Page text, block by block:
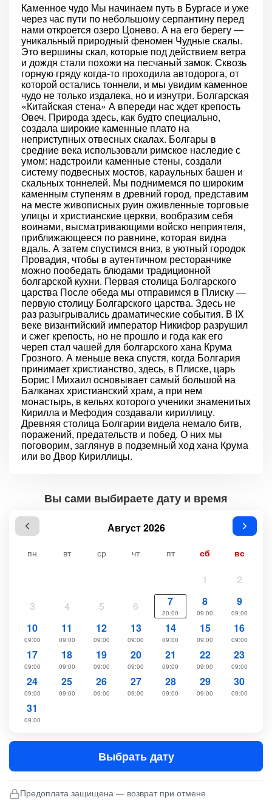
Каменное чудо Мы начинаем путь в Бургасе и уже
через час пути по небольшому серпантину перед
нами откроется озеро Цонево. А на его берегу —
уникальный природный феномен Чудные скалы.
Это вершины скал, которые под действием ветра
и дождя стали похожи на песчаный замок. Сквозь
горную гряду когда-то проходила автодорога, от
которой остались тоннели, и мы увидим каменное
чудо не только издалека, но и изнутри. Болгарская
«Китайская стена» А впереди нас ждет крепость
Овеч. Природа здесь, как будто специально,
создала широкие каменные плато на
неприступных отвесных скалах. Болгары в
средние века использовали римское наследие с
умом: надстроили каменные стены, создали
систему подвесных мостов, караульных башен и
скальных тоннелей. Мы поднимемся по широким
каменным ступеням в древний город, представим
на месте живописных руин оживленные торговые
улицы и христианские церкви, вообразим себя
воинами, высматривающими войско неприятеля,
приближающееся по равнине, которая видна
вдаль. А затем спустимся вниз, в уютный городок
Провадия, чтобы в аутентичном ресторанчике
можно пообедать блюдами традиционной
болгарской кухни. Первая столица Болгарского
царства После обеда мы отправимся в Плиску —
первую столицу Болгарского царства. Здесь не
раз разыгрывались драматические события. В IX
веке византийский император Никифор разрушил
и сжег крепость, но не прошло и года как его
череп стал чашей для болгарского хана Крума
Грозного. А меньше века спустя, когда Болгария
принимает христианство, здесь, в Плиске, царь
Борис I Михаил основывает самый большой на
Балканах христианский храм, а при нем
монастырь, в кельях которого ученики знаменитых
Кирилла и Мефодия создавали кириллицу.
Древняя столица Болгарии видела немало битв,
поражений, предательств и побед. О них мы
поговорим, заглянув в подземный ход хана Крума
или во Двор Кириллицы.
Вы сами выбираете дату и время
Август 2026
пн вт ср чт пт сб вс
1
2
3
4 5 6 7
20:00
8
09:00
9
09:00
10
09:00
11
09:00
12
09:00
13
09:00
14
09:00
15
09:00
16
09:00
17
09:00
18
09:00
19
09:00
20
09:00
21
09:00
22
09:00
23
09:00
24
09:00
25
09:00
26
09:00
27
09:00
28
09:00
29
09:00
30
09:00
31
09:00
Выбрать дату
Предоплата защищена — возврат при отмене